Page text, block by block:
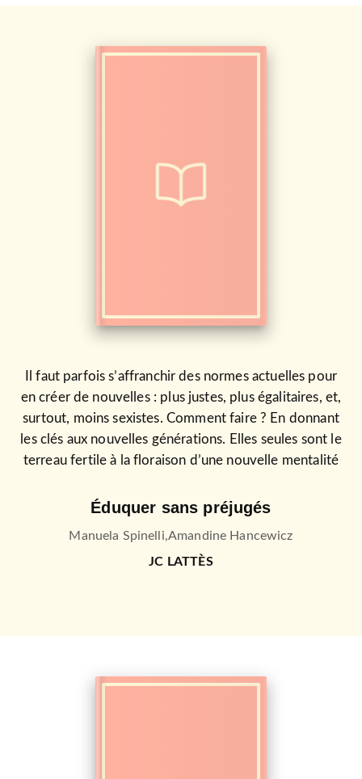
Il faut parfois s’affranchir des normes actuelles pour
en créer de nouvelles : plus justes, plus égalitaires, et,
surtout, moins sexistes. Comment faire ? En donnant
les clés aux nouvelles générations. Elles seules sont le
terreau fertile à la floraison d’une nouvelle mentalité
Éduquer sans préjugés
Manuela Spinelli,Amandine Hancewicz
JC LATTÈS